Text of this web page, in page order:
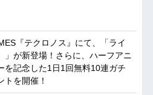
『テクロノス』にて、「ライ
」が新登場！さらに、ハーフアニ
を記念した1日1回無料10連ガチ
トを開催！